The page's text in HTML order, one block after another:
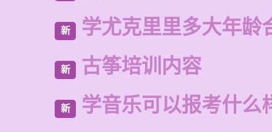
新 学尤克里里多大年龄
新 古筝培训内容
新 学音乐可以报考什么